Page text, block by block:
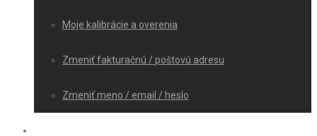
Moje kalibrácie a overenia
Zmeniť fakturačnú / poštovú adresu
Zmeniť meno / email / heslo